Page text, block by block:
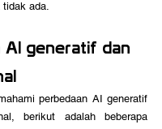
ada.
AI generatif dan
berikut adalah beberapa